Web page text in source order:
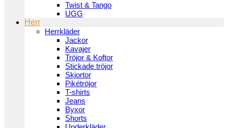
Twist & Tango
UGG
Herr
Herrkläder
Jackor
Kavajer
Tröjor & Koftor
Stickade tröjor
Skjortor
Pikétröjor
T-shirts
Jeans
Byxor
Shorts